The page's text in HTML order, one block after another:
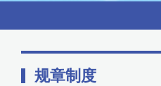
规章制度